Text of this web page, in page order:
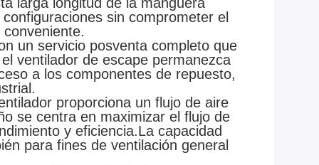
sin comprometer el
un servicio posventa completo que
ventilador de escape permanezca
a los componentes de repuesto,
proporciona un flujo de aire
se centra en maximizar el flujo de
y eficiencia.La capacidad
para fines de ventilación general